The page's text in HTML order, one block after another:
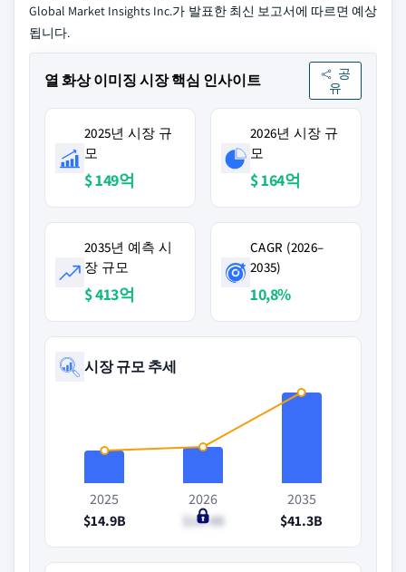
Global Market Insights Inc.가 발표한 최신 보고서에 따르면 예상
됩니다.
열 화상 이미징 시장 핵심 인사이트
공
유
2025년 시장 규
모
$ 149억
2026년 시장 규
모
$ 164억
2035년 예측 시
장 규모
$ 413억
CAGR (2026–
2035)
10,8%
시장 규모 추세
2025
$14.9B
2026
$16.4B
2035
$41.3B